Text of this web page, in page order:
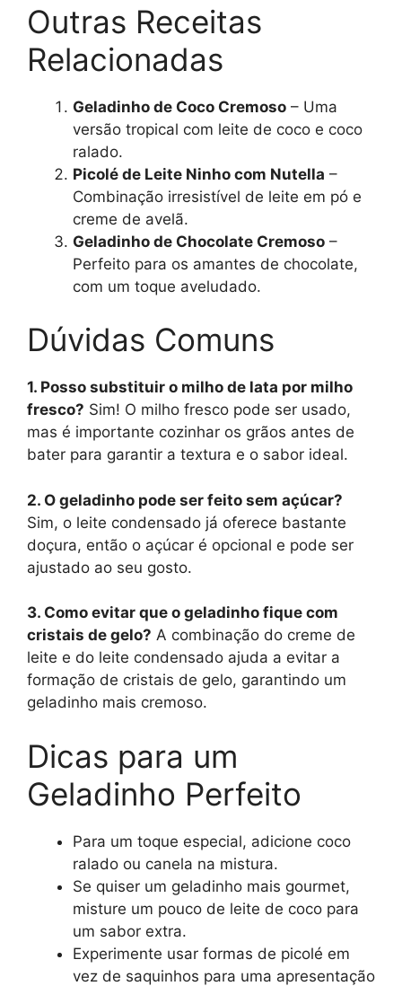
Outras Receitas
Relacionadas
Geladinho de Coco Cremoso – Uma
versão tropical com leite de coco e coco
ralado.
Picolé de Leite Ninho com Nutella –
Combinação irresistível de leite em pó e
creme de avelã.
Geladinho de Chocolate Cremoso –
Perfeito para os amantes de chocolate,
com um toque aveludado.
Dúvidas Comuns
1. Posso substituir o milho de lata por milho
fresco? Sim! O milho fresco pode ser usado,
mas é importante cozinhar os grãos antes de
bater para garantir a textura e o sabor ideal.
2. O geladinho pode ser feito sem açúcar?
Sim, o leite condensado já oferece bastante
doçura, então o açúcar é opcional e pode ser
ajustado ao seu gosto.
3. Como evitar que o geladinho fique com
cristais de gelo? A combinação do creme de
leite e do leite condensado ajuda a evitar a
formação de cristais de gelo, garantindo um
geladinho mais cremoso.
Dicas para um
Geladinho Perfeito
Para um toque especial, adicione coco
ralado ou canela na mistura.
Se quiser um geladinho mais gourmet,
misture um pouco de leite de coco para
um sabor extra.
Experimente usar formas de picolé em
vez de saquinhos para uma apresentação